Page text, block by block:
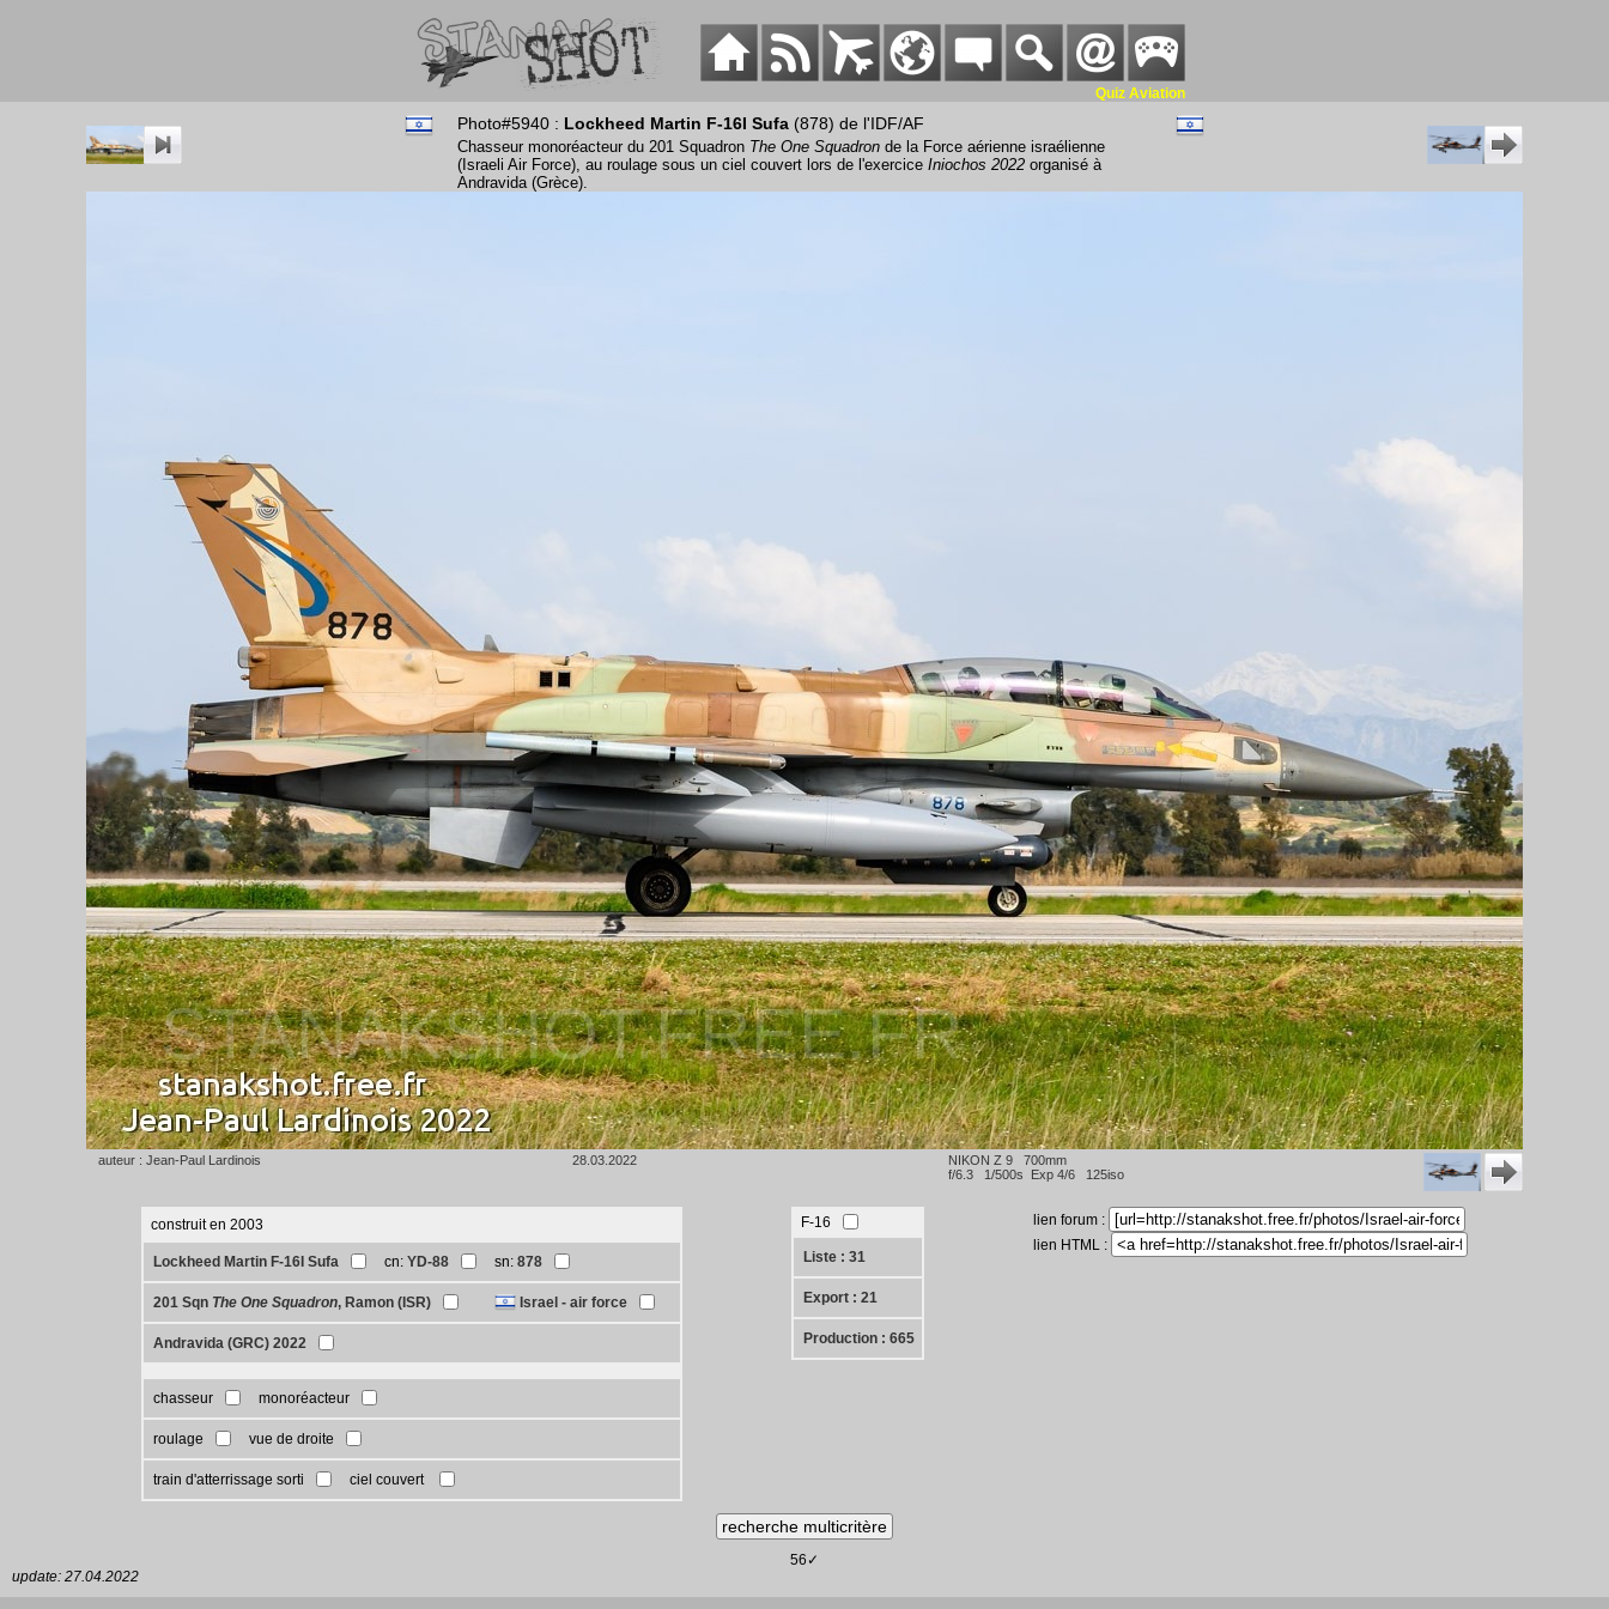
Quiz Aviation
Photo#5940 : Lockheed Martin F-16I Sufa (878) de l'IDF/AF
Chasseur monoréacteur du 201 Squadron The One Squadron de la Force aérienne israélienne
(Israeli Air Force), au roulage sous un ciel couvert lors de l'exercice Iniochos 2022 organisé à
Andravida (Grèce).
STANAKSHOT.FREE.FR
auteur : Jean-Paul Lardinois 28.03.2022
NIKON Z 9 700mm
f/6.3 1/500s Exp 4/6 125iso
construit en 2003
Lockheed Martin F-16I Sufa cn: YD-88 sn: 878
201 Sqn The One Squadron, Ramon (ISR) Israel - air force
Andravida (GRC) 2022
chasseur monoréacteur
roulage vue de droite
train d'atterrissage sorti ciel couvert
F-16
Liste : 31
Export : 21
Production : 665
lien forum :
lien HTML :
56✓
update: 27.04.2022